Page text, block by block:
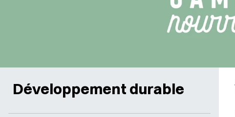
Développement durable